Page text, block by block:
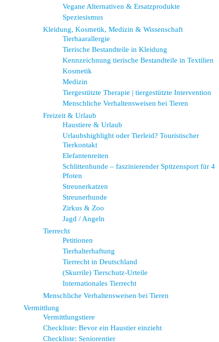
Vegane Alternativen & Ersatzprodukte
Speziesismus
Kleidung, Kosmetik, Medizin & Wissenschaft
Tierhaarallergie
Tierische Bestandteile in Kleidung
Kennzeichnung tierische Bestandteile in Textilien
Kosmetik
Medizin
Tiergestützte Therapie | tiergestützte Intervention
Menschliche Verhaltensweisen bei Tieren
Freizeit & Urlaub
Haustiere & Urlaub
Urlaubshighlight oder Tierleid? Touristischer
Tierkontakt
Elefantenreiten
Schlittenhunde – faszinierender Spitzensport für 4
Pfoten
Streunerkatzen
Streunerhunde
Zirkus & Zoo
Jagd / Angeln
Tierrecht
Petitionen
Tierhalterhaftung
Tierrecht in Deutschland
(Skurrile) Tierschutz-Urteile
Internationales Tierrecht
Menschliche Verhaltensweisen bei Tieren
Vermittlung
Vermittlungstiere
Checkliste: Bevor ein Haustier einzieht
Checkliste: Seniorentier